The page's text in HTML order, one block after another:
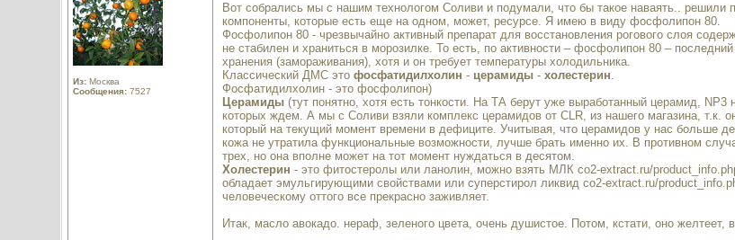
Из:Москва
Сообщения:7527
Вот собрались мы с нашим технологом Соливи и подумали, что бы такое наваять.. решили
компоненты, которые есть еще на одном, может, ресурсе. Я имею в виду фосфолипон 80.
Фосфолипон 80 - чрезвычайно активный препарат для восстановления рогового слоя
не стабилен и храниться в морозилке. То есть, по активности – фосфолипон 80 –
хранения (замораживания), хотя и он требует температуры холодильника.
Классический ДМС это фосфатидилхолин - церамиды - холестерин.
Фосфатидилхолин - это фосфолипон)
Церамиды(тут понятно, хотя есть тонкости. На ТА берут уже выработанный церамид,
которых ждем. А мы с Соливи взяли комплекс церамидов от CLR, из нашего магазина, т.к.
который на текущий момент времени в дефиците. Учитывая, что церамидов у нас больше
кожа не утратила функциональные возможности, лучше брать именно их. В противном
трех, но она вполне может на тот момент нуждаться в десятом.
Холестерин - это фитостеролы или ланолин, можно взять МЛК co2-extract.ru/
обладает эмульгирующими свойствами или суперстирол ликвид co2-extract.ru/
человеческому оттого все прекрасно заживляет.
Итак, масло авокадо. нераф, зеленого цвета, очень душистое. Потом, кстати, оно желтеет,